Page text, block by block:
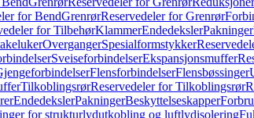
for BendGrenrørReservedeler for Grenrør
for TilbehørKlammerEndedekslerPakninger
OvergangerSpesialformstykker
SveiseforbindelserEkspansjonsmuffer
FlensforbindelserFlensbøssinger
TilkoblingsrørReservedeler for Tilkoblingsrør
EndedekslerPakningerBeskyttelseskapper
for strukturlydutkobling og luftlydisolering